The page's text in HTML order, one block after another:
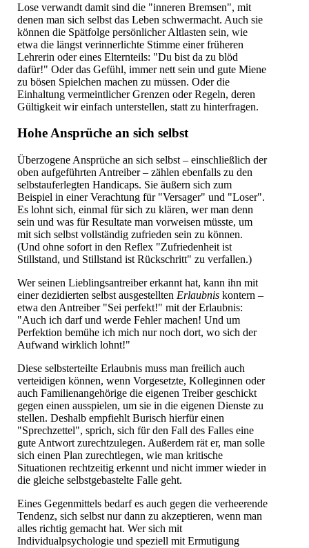
Lose verwandt damit sind die "inneren Bremsen", mit
denen man sich selbst das Leben schwermacht. Auch sie
können die Spätfolge persönlicher Altlasten sein, wie
etwa die längst verinnerlichte Stimme einer früheren
Lehrerin oder eines Elternteils: "Du bist da zu blöd
dafür!" Oder das Gefühl, immer nett sein und gute Miene
zu bösen Spielchen machen zu müssen. Oder die
Einhaltung vermeintlicher Grenzen oder Regeln, deren
Gültigkeit wir einfach unterstellen, statt zu hinterfragen.
Hohe Ansprüche an sich selbst
Überzogene Ansprüche an sich selbst – einschließlich der
oben aufgeführten Antreiber – zählen ebenfalls zu den
selbstauferlegten Handicaps. Sie äußern sich zum
Beispiel in einer Verachtung für "Versager" und "Loser".
Es lohnt sich, einmal für sich zu klären, wer man denn
sein und was für Resultate man vorweisen müsste, um
mit sich selbst vollständig zufrieden sein zu können.
(Und ohne sofort in den Reflex "Zufriedenheit ist
Stillstand, und Stillstand ist Rückschritt" zu verfallen.)
Wer seinen Lieblingsantreiber erkannt hat, kann ihn mit
einer dezidierten selbst ausgestellten Erlaubnis kontern –
etwa den Antreiber "Sei perfekt!" mit der Erlaubnis:
"Auch ich darf und werde Fehler machen! Und um
Perfektion bemühe ich mich nur noch dort, wo sich der
Aufwand wirklich lohnt!"
Diese selbsterteilte Erlaubnis muss man freilich auch
verteidigen können, wenn Vorgesetzte, Kolleginnen oder
auch Familienangehörige die eigenen Treiber geschickt
gegen einen ausspielen, um sie in die eigenen Dienste zu
stellen. Deshalb empfiehlt Burisch hierfür einen
"Sprechzettel", sprich, sich für den Fall des Falles eine
gute Antwort zurechtzulegen. Außerdem rät er, man solle
sich einen Plan zurechtlegen, wie man kritische
Situationen rechtzeitig erkennt und nicht immer wieder in
die gleiche selbstgebastelte Falle geht.
Eines Gegenmittels bedarf es auch gegen die verheerende
Tendenz, sich selbst nur dann zu akzeptieren, wenn man
alles richtig gemacht hat. Wer sich mit
Individualpsychologie und speziell mit Ermutigung